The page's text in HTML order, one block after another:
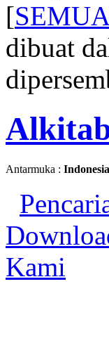
[SEMUA
dibuat
Antarmuka : Indonesia
Kami